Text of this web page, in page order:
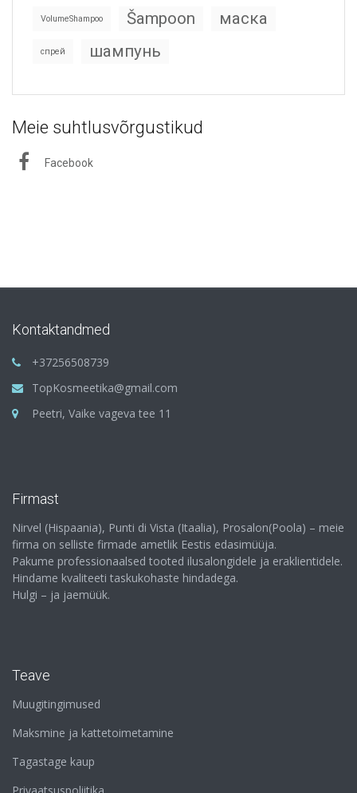
VolumeShampoo Šampoon маска
спрей шампунь
Meie suhtlusvõrgustikud
Facebook
Kontaktandmed
+37256508739
TopKosmeetika@gmail.com
Peetri, Vaike vageva tee 11
Firmast
Nirvel (Hispaania), Punti di Vista (Itaalia), Prosalon(Poola) – meie
firma on selliste firmade ametlik Eestis edasimüüja.
Pakume professionaalsed tooted ilusalongidele ja eraklientidele.
Hindame kvaliteeti taskukohaste hindadega.
Hulgi – ja jaemüük.
Teave
Muugitingimused
Maksmine ja kattetoimetamine
Tagastage kaup